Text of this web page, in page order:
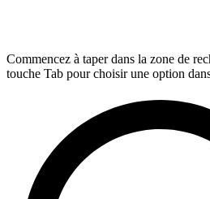
Commencez à taper dans la zone de
touche Tab pour choisir une option